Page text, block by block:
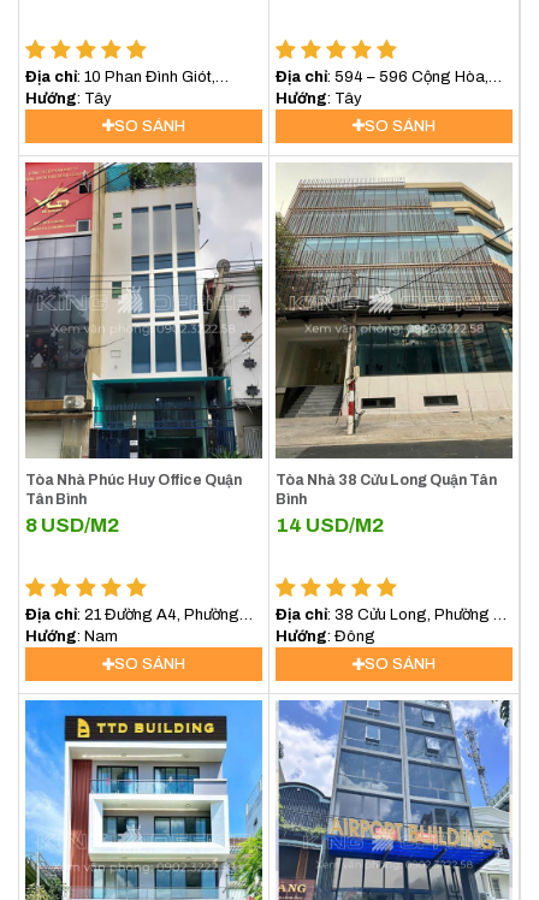
Địa chỉ: 10 Phan Đình Giót,
Phường 2, Quận Tân Bình
Hướng : Tây
SO SÁNH
Địa chỉ: 594 – 596 Cộng Hòa,
Phường 13, Quận Tân Bình
Hướng : Tây
SO SÁNH
Tòa Nhà Phúc Huy Office Quận
Tân Bình
8 USD/M2
Địa chỉ: 21 Đường A4, Phường
12, Quận Tân Bình
Hướng
: Nam
SO SÁNH
Tòa Nhà 38 Cửu Long Quận Tân
Bình
14 USD/M2
Địa chỉ: 38 Cửu Long, Phường 2,
Quận Tân Bình
Hướng : Đông
SO SÁNH